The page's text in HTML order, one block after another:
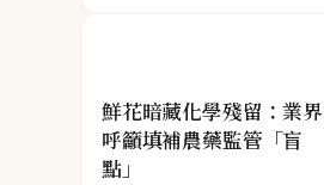
鮮花暗藏化學殘留：業界
呼籲填補農藥監管「盲
點」